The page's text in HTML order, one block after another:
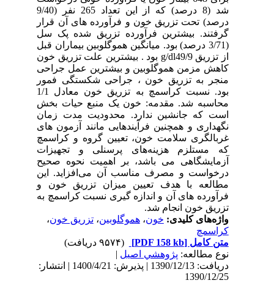
شد (8 درصد) که از این تعداد 265 نفر (9/40
درصد) تحت تزریق خون و فرآورده های آن قرار
گرفتند. بیشترین فرآورده تزریق شده پک سل
(3/71 درصد) بود. میانگین هموگلوبین بیماران قبل
از تزریق g/dl49/9 بود . بیشترین علت تزریق خون
کاهش مزمن هموگلوبین و بیشترین عمل جراحی
منجر به تزریق خون ، جراحی شکستگی فمور
بود. نسبت کراسمچ به تزریق خون معادل 1/1
محاسبه شد. مقدمه: خون یک منبع حیات بخش
است که جانشین ندارد. محدودیت مدت زمان
نگهداری و همچنین فرآیندهایی مانند آزمون های
غربالگری سلامت خون، تعیین گروه و کراسمچ
که مستلزم هزینه‌های پرسنلی و تجهیزات
آزمایشگاهی می باشد، بر اهمیت نحوه صحیح
درخواست و مصرف مناسب آن می‌افزاید. این
مطالعه با هدف تعیین میزان تزریق خون و
فرآورده های آن و اندازه گیری نسبت کراسمچ به
تزریق خون انجام شد.
واژه‌های کلیدی:خون،هموگلوبین،تزریق خون،
کراسمچ
متن کامل[PDF 158 kb]
نوع مطالعه:پژوهشي اصیل|
دریافت: 1390/12/13 | پذیرش: 1400/4/21 | انتشار:
1390/12/25